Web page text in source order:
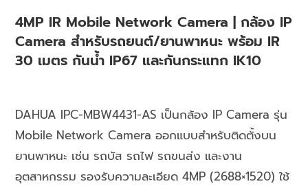
4MP IR Mobile Network Camera | กล้อง IP
Camera สำหรับรถยนต์/ยานพาหนะ พร้อม IR
30 เมตร กันน้ำ IP67 และกันกระแทก IK10
DAHUA IPC-MBW4431-AS เป็นกล้อง IP Camera รุ่น
Mobile Network Camera ออกแบบสำหรับติดตั้งบน
ยานพาหนะ เช่น รถบัส รถไฟ รถขนส่ง และงาน
อุตสาหกรรม รองรับความละเอียด 4MP (2688×1520) ใช้